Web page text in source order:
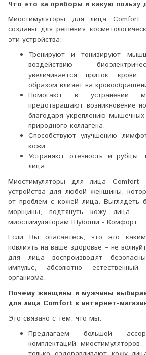
Что это за приборы и какую пользу
Миостимуляторы для лица
созданы для решения
эти устройства:
Тренируют и тонизируют
воздействию
увеличивается приток крови,
образом влияет на
Помогают в устранении
предотвращают возникновение
благодаря укреплению
природного коллагена.
Способствуют улучшению
кожи.
Устраняют отечность и
лица.
Миостимуляторы для лица Comfort
устройства для любой женщины,
от проблем с кожей лица. Выглядеть
морщины, подтянуть кожу лица
миостимуляторам Шубоши - Комфорт.
Если Вы опасаетесь, что это
повлиять на ваше здоровье – не
для лица воспроизводят
импульс, абсолютно естественный
организма.
Почему женщины и мужчины
для лица Comfort в интернет-
Это связано с тем, что мы:
Предлагаем большой
комплектаций